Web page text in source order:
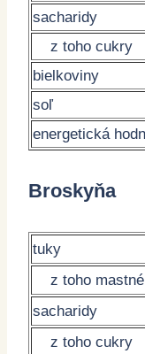
sacharidy
z toho cukry
bielkoviny
soľ
energetická
Broskyňa
tuky
z toho
sacharidy
z toho cukry